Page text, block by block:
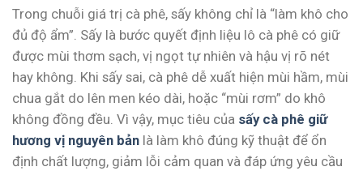
Trong chuỗi giá trị cà phê, sấy không chỉ là “làm khô cho
đủ độ ẩm”. Sấy là bước quyết định liệu lô cà phê có giữ
được mùi thơm sạch, vị ngọt tự nhiên và hậu vị rõ nét
hay không. Khi sấy sai, cà phê dễ xuất hiện mùi hầm, mùi
chua gắt do lên men kéo dài, hoặc “mùi rơm” do khô
không đồng đều. Vì vậy, mục tiêu của sấy cà phê giữ
hương vị nguyên bản là làm khô đúng kỹ thuật để ổn
định chất lượng, giảm lỗi cảm quan và đáp ứng yêu cầu